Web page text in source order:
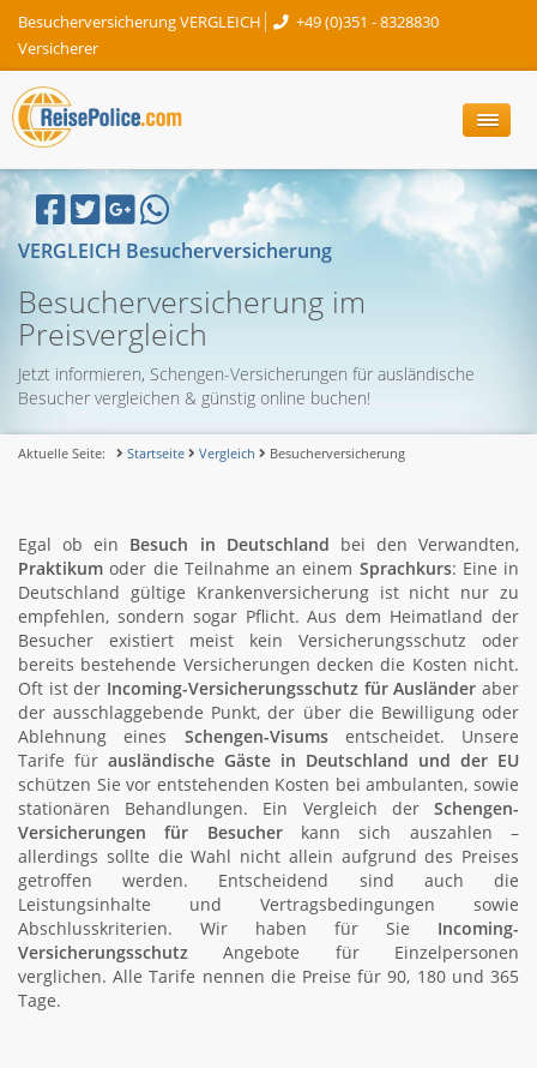
Besucherversicherung VERGLEICH
+49 (0)351 - 8328830
Versicherer
VERGLEICH Besucherversicherung
Besucherversicherung im
Preisvergleich
Jetzt informieren, Schengen-Versicherungen für ausländische
Besucher vergleichen & günstig online buchen!
Aktuelle Seite: Startseite Vergleich Besucherversicherung
Egal ob ein Besuch in Deutschland bei den Verwandten,
Praktikum oder die Teilnahme an einem Sprachkurs: Eine in
Deutschland gültige Krankenversicherung ist nicht nur zu
empfehlen, sondern sogar Pflicht. Aus dem Heimatland der
Besucher existiert meist kein Versicherungsschutz oder
bereits bestehende Versicherungen decken die Kosten nicht.
Oft ist der Incoming-Versicherungsschutz für Ausländer aber
der ausschlaggebende Punkt, der über die Bewilligung oder
Ablehnung eines Schengen-Visumsentscheidet. Unsere
Tarife für ausländische Gäste in Deutschland und der EU
schützen Sie vor entstehenden Kosten bei ambulanten, sowie
stationären Behandlungen. Ein Vergleich der Schengen-
Versicherungen für Besucherkann sich auszahlen –
allerdings sollte die Wahl nicht allein aufgrund des Preises
getroffen werden. Entscheidend sind auch die
Leistungsinhalte und Vertragsbedingungen sowie
Abschlusskriterien. Wir haben für Sie Incoming-
Versicherungsschutz Angebote für Einzelpersonen
verglichen. Alle Tarife nennen die Preise für 90, 180 und 365
Tage.